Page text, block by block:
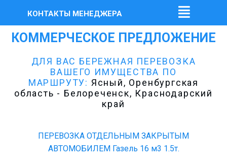
КОНТАКТЫ МЕНЕДЖЕРА
КОММЕРЧЕСКОЕ ПРЕДЛОЖЕНИЕ
ДЛЯ ВАС БЕРЕЖНАЯ ПЕРЕВОЗКА
ВАШЕГО ИМУЩЕСТВА ПО
МАРШРУТУ: Ясный, Оренбургская
область - Белореченск, Краснодарский
край
ПЕРЕВОЗКА ОТДЕЛЬНЫМ ЗАКРЫТЫМ
АВТОМОБИЛЕМ Газель 16 м3 1.5т.